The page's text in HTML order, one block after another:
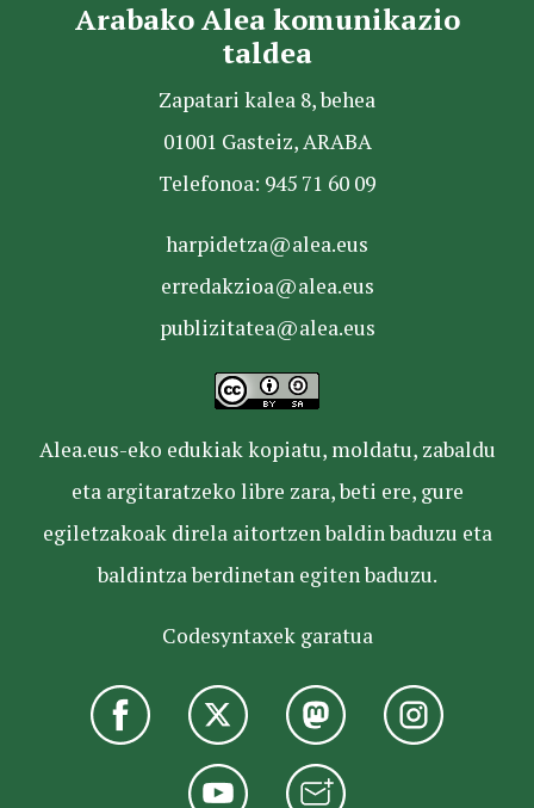
Arabako Alea komunikazio
taldea
Zapatari kalea 8, behea
01001 Gasteiz, ARABA
Telefonoa: 945 71 60 09
harpidetza@alea.eus
erredakzioa@alea.eus
publizitatea@alea.eus
Alea.eus-eko edukiak kopiatu, moldatu, zabaldu
eta argitaratzeko libre zara, beti ere, gure
egiletzakoak direla aitortzen baldin baduzu eta
baldintza berdinetan egiten baduzu.
Codesyntaxek garatua